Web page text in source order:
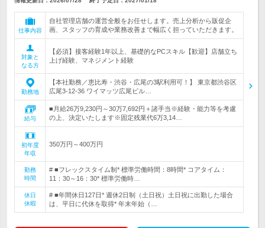
仕事内容
自社管理店舗の運営全般をお任せします。売上分析から販促企
画、スタッフの育成や業務改善まで幅広く担っていただきます。
対象と
なる方
【必須】接客経験1年以上、基礎的なPCスキル【歓迎】店舗立ち
上げ経験、マネジメント経験
勤務地
【本社勤務／恵比寿・渋谷・広尾の3駅利用可！】 東京都渋谷区
広尾3-12-36 ワイマッツ広尾ビル…
給与
■月給26万9,230円～30万7,692円＋諸手当※経験・能力等を考慮
の上、決定いたします※固定残業代6万3,14…
初年度
年収
350万円～400万円
勤務
時間
# ■フレックスタイム制* 標準労働時間：8時間* コアタイム：
11：30～16：30* 標準労働時…
休日
休暇
# ■年間休日127日* 週休2日制（土日祝）土日祝に出勤した場合
は、平日に代休を取得* 年末年始（…